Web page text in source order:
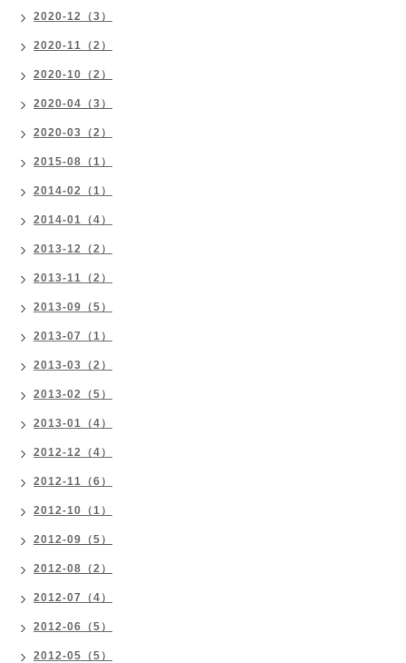
2020-12（3）
2020-11（2）
2020-10（2）
2020-04（3）
2020-03（2）
2015-08（1）
2014-02（1）
2014-01（4）
2013-12（2）
2013-11（2）
2013-09（5）
2013-07（1）
2013-03（2）
2013-02（5）
2013-01（4）
2012-12（4）
2012-11（6）
2012-10（1）
2012-09（5）
2012-08（2）
2012-07（4）
2012-06（5）
2012-05（5）